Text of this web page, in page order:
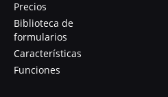
Precios
Biblioteca de
formularios
Características
Funciones